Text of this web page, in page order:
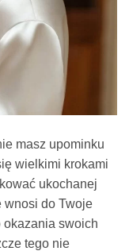
masz upominku
wielkimi krokami
ukochanej
wnosi do Twoje
okazania swoich
tego nie